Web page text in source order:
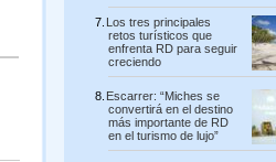
Los tres principales
retos turísticos que
enfrenta RD para seguir
creciendo
Escarrer: “Miches se
convertirá en el destino
más importante de RD
en el turismo de lujo”